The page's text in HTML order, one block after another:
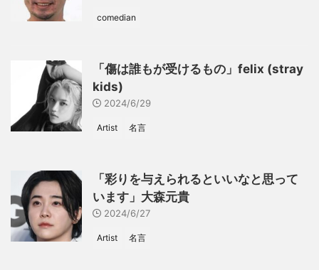
comedian
「傷は誰もが受けるもの」felix (stray
kids)
2024/6/29
Artist 名言
「彩りを与えられるといいなと思って
います」大森元貴
2024/6/27
Artist 名言